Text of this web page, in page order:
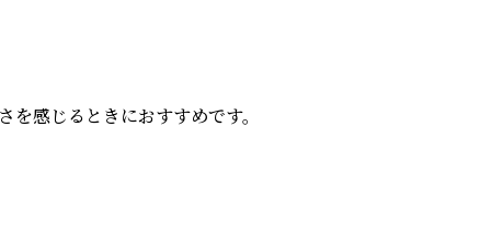
感じるときにおすすめです。